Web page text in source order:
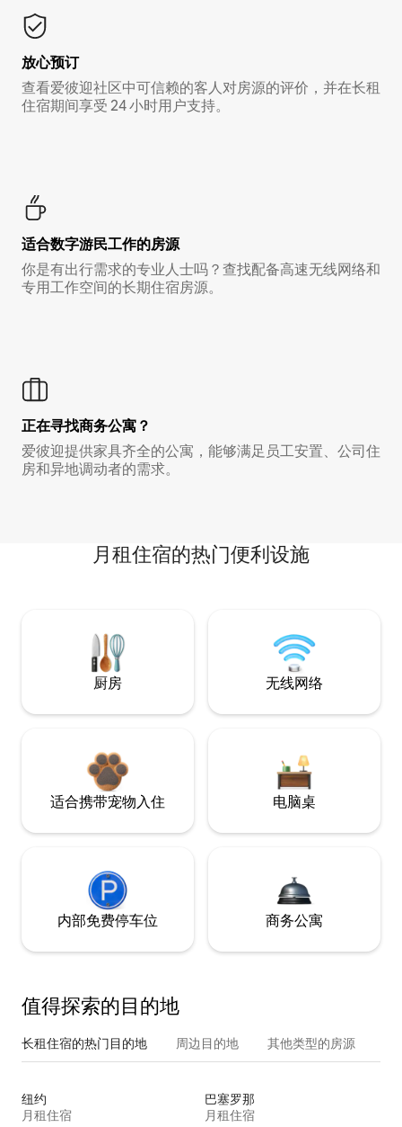
放心预订
查看爱彼迎社区中可信赖的客人对房源的评价，并在长租
住宿期间享受 24 小时用户支持。
适合数字游民工作的房源
你是有出行需求的专业人士吗？查找配备高速无线网络和
专用工作空间的长期住宿房源。
正在寻找商务公寓？
爱彼迎提供家具齐全的公寓，能够满足员工安置、公司住
房和异地调动者的需求。
月租住宿的热门便利设施
厨房 无线网络
适合携带宠物入住 电脑桌
内部免费停车位 商务公寓
值得探索的目的地
长租住宿的热门目的地 周边目的地 其他类型的房源
纽约
月租住宿
巴塞罗那
月租住宿